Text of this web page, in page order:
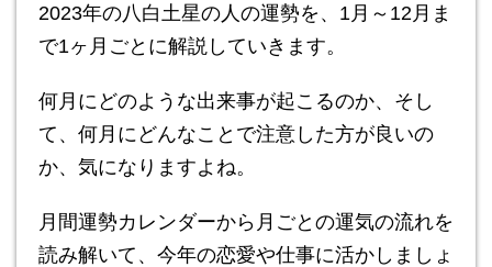
2023年の八白土星の人の運勢を、1月～12月ま
で1ヶ月ごとに解説していきます。
何月にどのような出来事が起こるのか、そし
て、何月にどんなことで注意した方が良いの
か、気になりますよね。
月間運勢カレンダーから月ごとの運気の流れを
読み解いて、今年の恋愛や仕事に活かしましょ